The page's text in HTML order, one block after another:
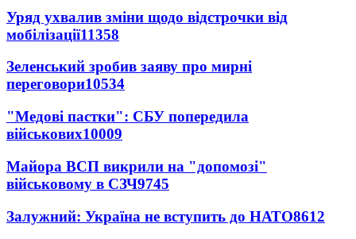
Уряд ухвалив зміни щодо відстрочки від
мобілізації11358
Зеленський зробив заяву про мирні
переговори10534
"Медові пастки": СБУ попередила
військових10009
Майора ВСП викрили на "допомозі"
військовому в СЗЧ9745
Залужний: Україна не вступить до НАТО8612